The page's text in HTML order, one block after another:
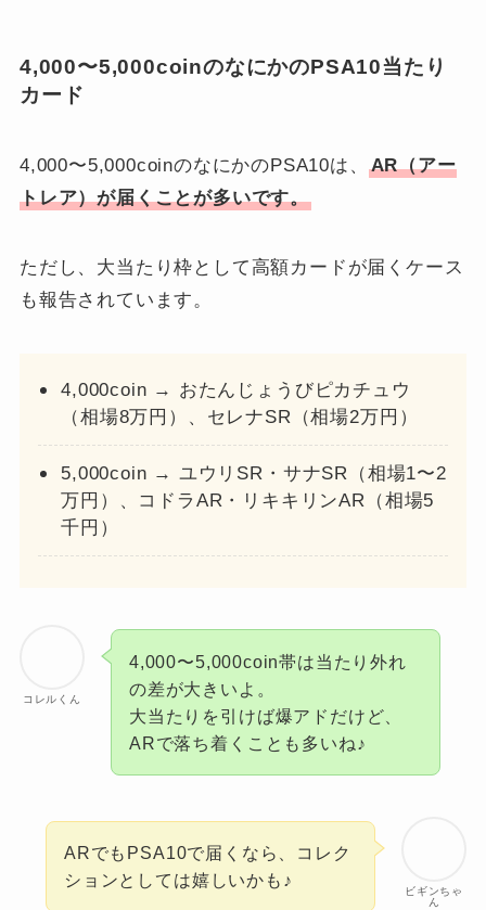
4,000〜5,000coinのなにかのPSA10当たり
カード
4,000〜5,000coinのなにかのPSA10は、
AR（アー
トレア）が届くことが多いです。
ただし、大当たり枠として高額カードが届くケース
も報告されています。
4,000coin → おたんじょうびピカチュウ
（相場8万円）、セレナSR（相場2万円）
5,000coin → ユウリSR・サナSR（相場1〜2
万円）、コドラAR・リキキリンAR（相場5
千円）
コレルくん
4,000〜5,000coin帯は当たり外れ
の差が大きいよ。
大当たりを引けば爆アドだけど、
ARで落ち着くことも多いね♪
ビギンちゃ
ん
ARでもPSA10で届くなら、コレク
ションとしては嬉しいかも♪